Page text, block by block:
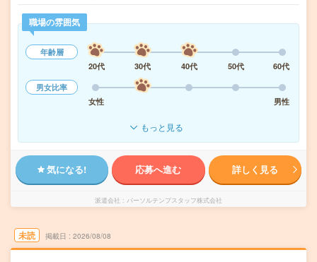
職場の雰囲気
年齢層
20代
30代 40代 50代
60代
男女比率
女性
男性
もっと見る
気になる! 応募へ進む 詳しく見る
派遣会社 パーソルテンプスタッフ株式会社
未読 掲載日 2026/08/08